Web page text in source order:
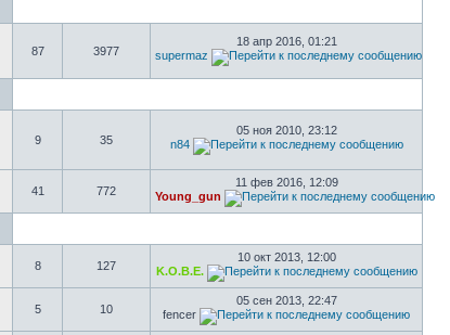
87 3977
18 апр 2016, 01:21
supermaz
9 35
05 ноя 2010, 23:12
n84
41 772
11 фев 2016, 12:09
Young_gun
8 127
10 окт 2013, 12:00
K.O.B.E.
5 10
05 сен 2013, 22:47
fencer